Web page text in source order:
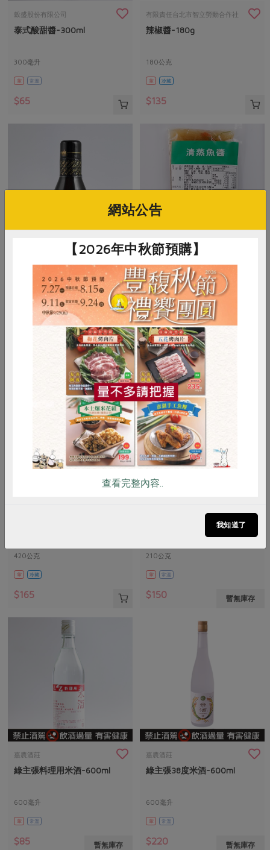
穀盛股份有限公司
泰式酸甜醬-300ml
300毫升
葷 常溫
$65
有限責任台北市智立勞動合作社
辣椒醬-180g
180公克
葷 冷藏
$135
燒肉醬-260g
常溫
清蒸魚醬-110g
110公克
葷 冷凍
$48
420公克
葷 冷藏
$165
210公克
葷 常溫
$150 暫無庫存
嘉農酒莊
綠主張料理用米酒-600ml
600毫升
葷 常溫
$85 暫無庫存
嘉農酒莊
綠主張38度米酒-600ml
600毫升
葷 常溫
$220 暫無庫存
RPET 食譜 減硝酸鹽
雞蛋 食安 共同購買
網站公告
【2026年中秋節預購】
查看完整內容..
我知道了